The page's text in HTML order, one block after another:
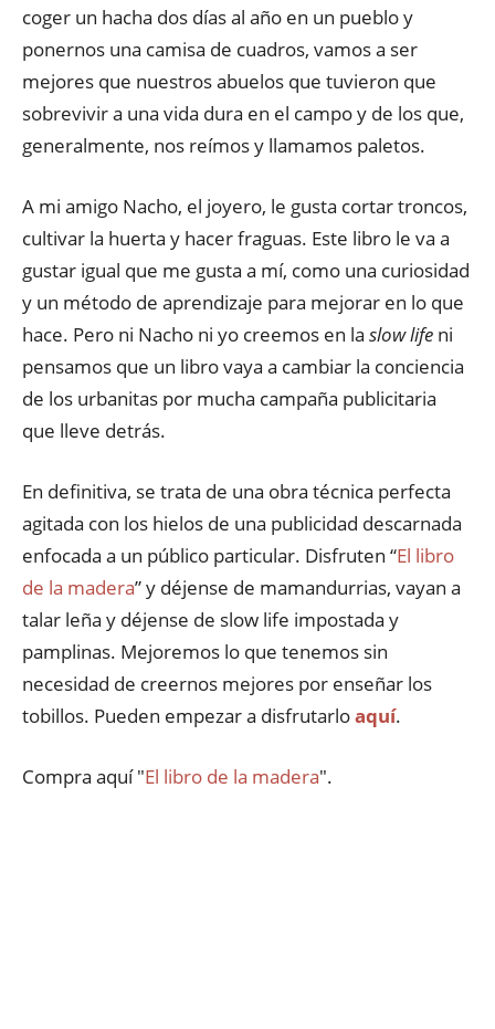
coger un hacha dos días al año en un pueblo y
ponernos una camisa de cuadros, vamos a ser
mejores que nuestros abuelos que tuvieron que
sobrevivir a una vida dura en el campo y de los que,
generalmente, nos reímos y llamamos paletos.
A mi amigo Nacho, el joyero, le gusta cortar troncos,
cultivar la huerta y hacer fraguas. Este libro le va a
gustar igual que me gusta a mí, como una curiosidad
y un método de aprendizaje para mejorar en lo que
hace. Pero ni Nacho ni yo creemos en la slow life ni
pensamos que un libro vaya a cambiar la conciencia
de los urbanitas por mucha campaña publicitaria
que lleve detrás.
En definitiva, se trata de una obra técnica perfecta
agitada con los hielos de una publicidad descarnada
enfocada a un público particular. Disfruten “El libro
de la madera” y déjense de mamandurrias, vayan a
talar leña y déjense de slow life impostada y
pamplinas. Mejoremos lo que tenemos sin
necesidad de creernos mejores por enseñar los
tobillos. Pueden empezar a disfrutarloaquí.
Compra aquí "El libro de la madera".